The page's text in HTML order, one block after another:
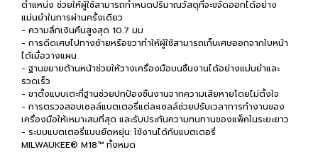
ตำแหน่ง ช่วยให้ผู้ใช้สามารถกำหนดปริมาณวัสดุที่จะขจัดออกได้อย่าง
แม่นยำในการผ่านครั้งเดียว
- ความลึกเงินคืนสูงสุด 10.7 มม
- การดีดเศษไปทางซ้ายหรือขวาทำให้ผู้ใช้สามารถเก็บเศษออกจากใบหน้า
ได้เมื่อวางแผน
- ฐานขยายด้านหน้าช่วยให้วางเครื่องมือบนชิ้นงานได้อย่างแม่นยำและ
รวดเร็ว
- ขาตั้งแบบเตะที่ฐานช่วยปกป้องชิ้นงานจากความเสียหายโดยไม่ตั้งใจ
- การตรวจสอบเซลล์แบตเตอรี่แต่ละเซลล์ช่วยปรับเวลาการทำงานของ
เครื่องมือให้เหมาะสมที่สุด และรับประกันความทนทานของแพ็คในระยะยาว
- ระบบแบตเตอรี่แบบยืดหยุ่น: ใช้งานได้กับแบตเตอรี่
MILWAUKEE® M18™ ทั้งหมด